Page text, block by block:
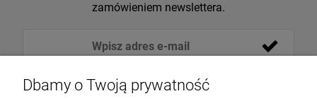
zamówieniem newslettera.
Dbamy o Twoją prywatność